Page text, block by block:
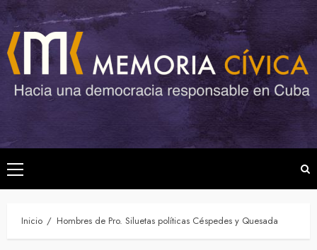
Saltar
al
contenido
Menú
principal
Inicio Hombres de Pro. Siluetas políticas Céspedes y Quesada